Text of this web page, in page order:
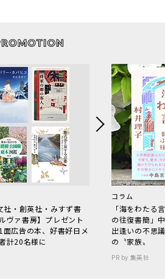
社・創英社・みすず書
ヴァ書房】プレゼント
面広告の本、好書好日メ
計20名様に
コラム
「海をわた
の往復書簡」
出逢いの不思
の〝家族〟
PR by 集英社